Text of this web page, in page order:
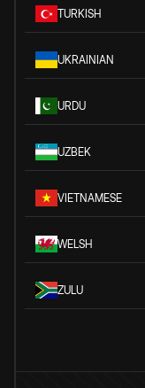
TURKISH
UKRAINIAN
URDU
UZBEK
VIETNAMESE
WELSH
ZULU